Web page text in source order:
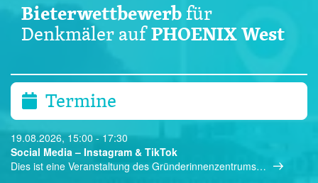
Bieterwettbewerbfür
Denkmäler aufPHOENIX West
Termine
19.08.2026, 15:00 - 17:30
Social Media – Instagram & TikTok
Dies ist eine Veranstaltung des Gründerinnenzentrums…